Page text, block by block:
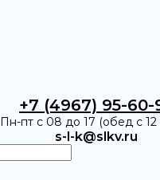
+7 (4967) 95-60-
Пн-пт с 08 до 17 (обед с 12
s-l-k@slkv.ru